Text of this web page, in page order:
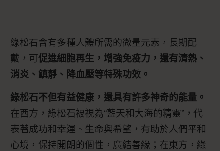
綠松石含有多種人體所需的微量元素，長期配
戴，可促進細胞再生，增強免疫力，還有清熱、
消炎、鎮靜、降血壓等特殊功效。
綠松石不但有益健康，還具有許多神奇的能量。
在西方，綠松石被視為“藍天和大海的精靈”，代
表著成功和幸運、生命與希望，有助於人們平和
心境，保持開朗的個性，廣結善緣；在東方，綠